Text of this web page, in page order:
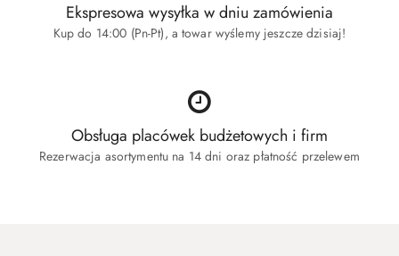
Ekspresowa wysyłka w dniu zamówienia
Kup do 14:00 (Pn-Pt), a towar wyślemy jeszcze dzisiaj!
Obsługa placówek budżetowych i firm
Rezerwacja asortymentu na 14 dni oraz płatność przelewem